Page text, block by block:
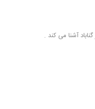
آشنا می کند .